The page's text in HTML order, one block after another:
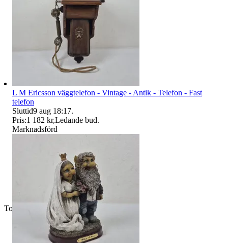
Toppsäljare
L M Ericsson väggtelefon - Vintage - Antik - Telefon - Fast
telefon
Sluttid9 aug 18:17.
Pris:1 182 kr,Ledande bud.
Marknadsförd